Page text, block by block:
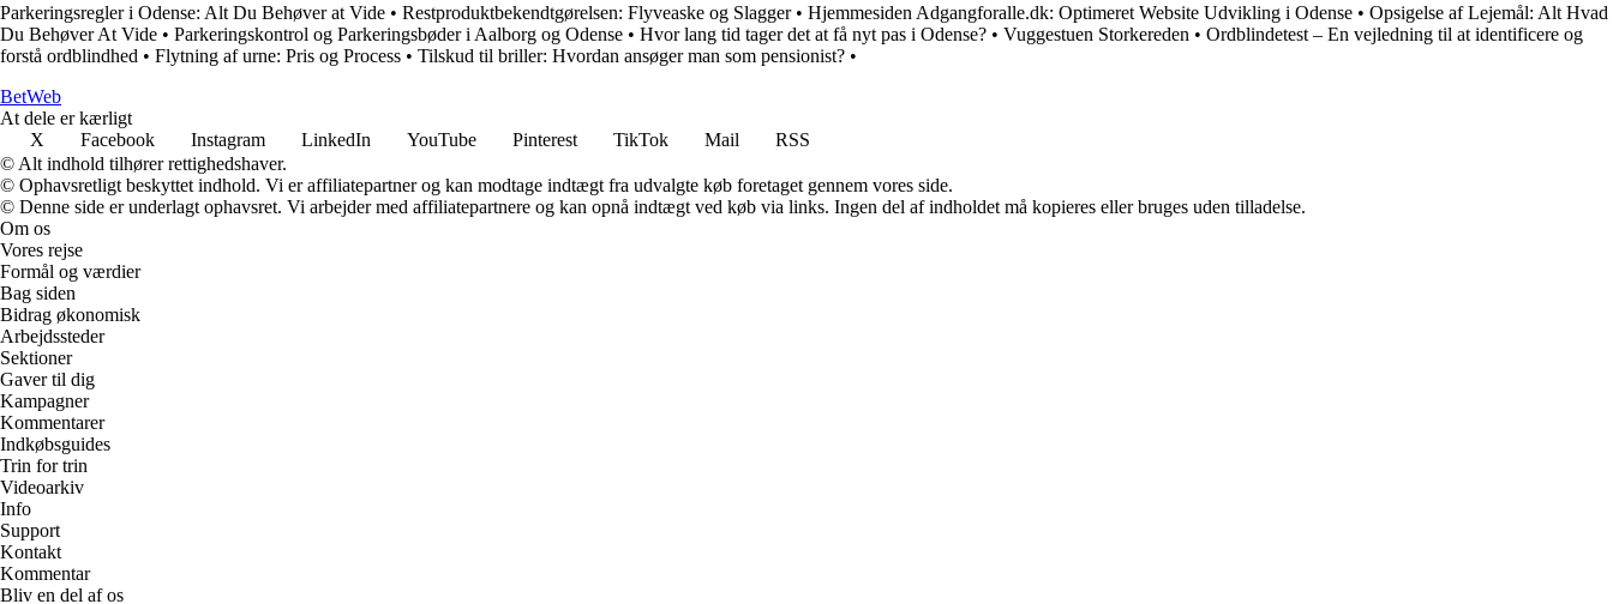
Parkeringsregler i Odense: Alt Du Behøver at Vide • Restproduktbekendtgørelsen: Flyveaske og Slagger• Hjemmesiden Adgangforalle.dk: Optimeret Website Udvikling i Odense • Opsigelse af Lejemål: Alt Hvad
Du Behøver At Vide • Parkeringskontrol og Parkeringsbøder i Aalborg og Odense • Hvor lang tid tager det at få nyt pas i Odense? • Vuggestuen Storkereden • Ordblindetest – En vejledning til at identificere og
forstå ordblindhed • Flytning af urne: Pris og Process • Tilskud til briller: Hvordan ansøger man som pensionist? •
BetWeb
At dele er kærligt
X
Facebook Instagram LinkedIn YouTube Pinterest TikTok Mail
RSS
© Alt indhold tilhører rettighedshaver.
© Ophavsretligt beskyttet indhold. Vi er affiliatepartner og kan modtage indtægt fra udvalgte køb foretaget gennem vores side.
© Denne side er underlagt ophavsret. Vi arbejder med affiliatepartnere og kan opnå indtægt ved køb via links. Ingen del af indholdet må kopieres eller bruges uden tilladelse.
Om os
Vores rejse
Formål og værdier
Bag siden
Bidrag økonomisk
Arbejdssteder
Sektioner
Gaver til dig
Kampagner
Kommentarer
Indkøbsguides
Trin for trin
Videoarkiv
Info
Support
Kontakt
Kommentar
Bliv en del af os